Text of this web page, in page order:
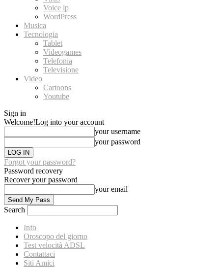
Voice ip
WordPress
Musica
Tecnologia
Tablet
Videogames
Telefonia
Televisione
Video
Cartoons
Youtube
Sign in
Welcome!Log into your account
your username
your password
Forgot your password?
Password recovery
Recover your password
your email
Search
Info
Oroscopo del giorno
Test velocità ADSL
Contattaci
Siti Amici